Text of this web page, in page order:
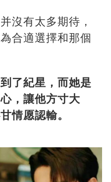
沒有太多期待，
合適選擇和那個
了紀星，而她是
，讓他方寸大
情愿認輸。